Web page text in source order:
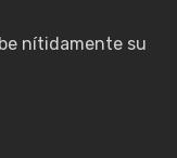
nítidamente su